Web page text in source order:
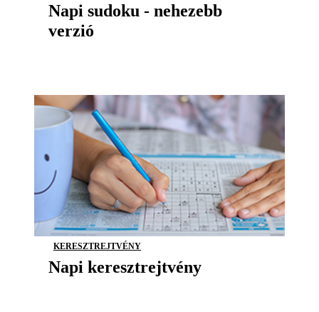
Napi sudoku - nehezebb
verzió
KERESZTREJTVÉNY
Napi keresztrejtvény